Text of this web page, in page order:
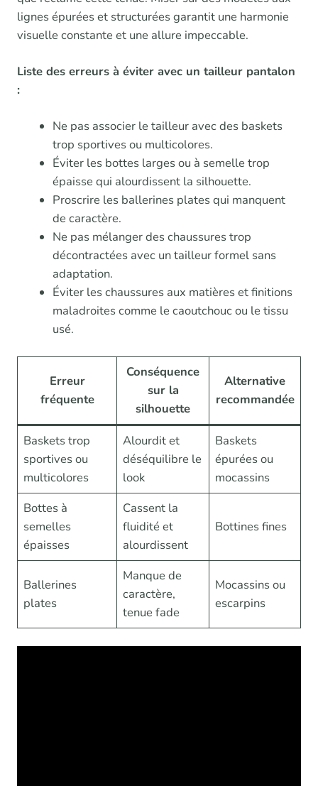
lignes épurées et structurées garantit une harmonie
visuelle constante et une allure impeccable.
Liste des erreurs à éviter avec un tailleur pantalon
:
Ne pas associer le tailleur avec des baskets
trop sportives ou multicolores.
Éviter les bottes larges ou à semelle trop
épaisse qui alourdissent la silhouette.
Proscrire les ballerines plates qui manquent
de caractère.
Ne pas mélanger des chaussures trop
décontractées avec un tailleur formel sans
adaptation.
Éviter les chaussures aux matières et finitions
maladroites comme le caoutchouc ou le tissu
usé.
Erreur
fréquente
Conséquence
sur la
silhouette
Alternative
recommandée
Baskets trop
sportives ou
multicolores
Alourdit et
déséquilibre le
look
Baskets
épurées ou
mocassins
Bottes à
semelles
épaisses
Cassent la
fluidité et
alourdissent
Bottines fines
Ballerines
plates
Manque de
caractère,
tenue fade
Mocassins ou
escarpins